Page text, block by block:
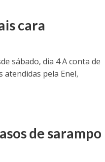
cara
sábado, dia 4 A conta de
atendidas pela Enel,
de sarampo